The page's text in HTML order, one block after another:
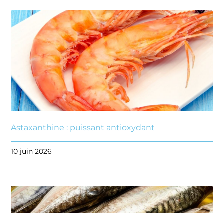
Astaxanthine : puissant antioxydant
10 juin 2026